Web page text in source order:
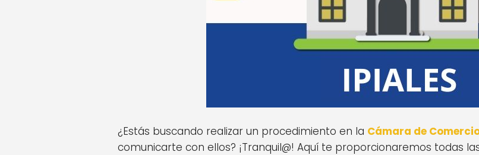
¿Estás buscando realizar un procedimiento en la Cámara de
comunicarte con ellos? ¡Tranquil@! Aquí te proporcionaremos todas